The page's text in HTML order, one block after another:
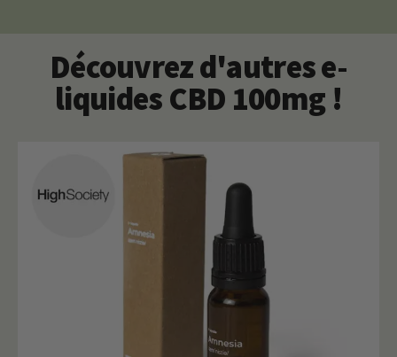
Découvrez d'autres e-
liquides CBD 100mg !